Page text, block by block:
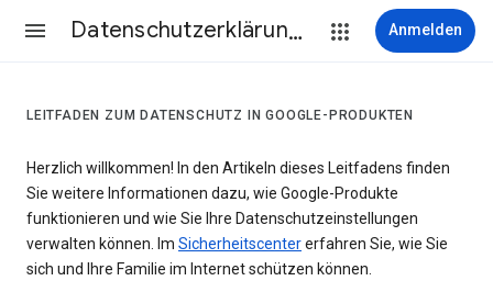
Datenschutzerklärung & Nutzungsbedingungen Anmelden
LEITFADEN ZUM DATENSCHUTZ IN GOOGLE-PRODUKTEN
Herzlich willkommen! In den Artikeln dieses Leitfadens finden
Sie weitere Informationen dazu, wie Google-Produkte
funktionieren und wie Sie Ihre Datenschutzeinstellungen
verwalten können. Im Sicherheitscentererfahren Sie, wie Sie
sich und Ihre Familie im Internet schützen können.